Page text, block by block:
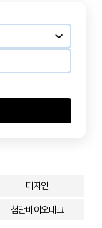
디자인
첨단바이오테크